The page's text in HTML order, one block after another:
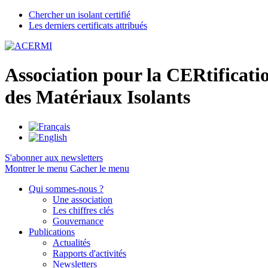
Chercher un isolant certifié
Les derniers certificats attribués
Association pour la CER
des Matériaux Isolants
S'abonner aux newsletters
Montrer le menu Cacher le menu
Qui sommes-nous ?
Une association
Les chiffres clés
Gouvernance
Publications
Actualités
Rapports d'activités
Newsletters